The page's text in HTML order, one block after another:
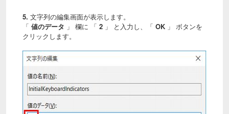
5. 文字列の編集画面が表示します。
「 値のデータ 」 欄に 「 2 」 と入力し、「 OK 」 ボタンを
クリックします。